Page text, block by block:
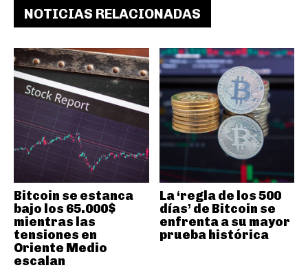
NOTICIAS RELACIONADAS
Bitcoin se estanca
bajo los 65.000$
mientras las
tensiones en
Oriente Medio
escalan
La ‘regla de los 500
días’ de Bitcoin se
enfrenta a su mayor
prueba histórica